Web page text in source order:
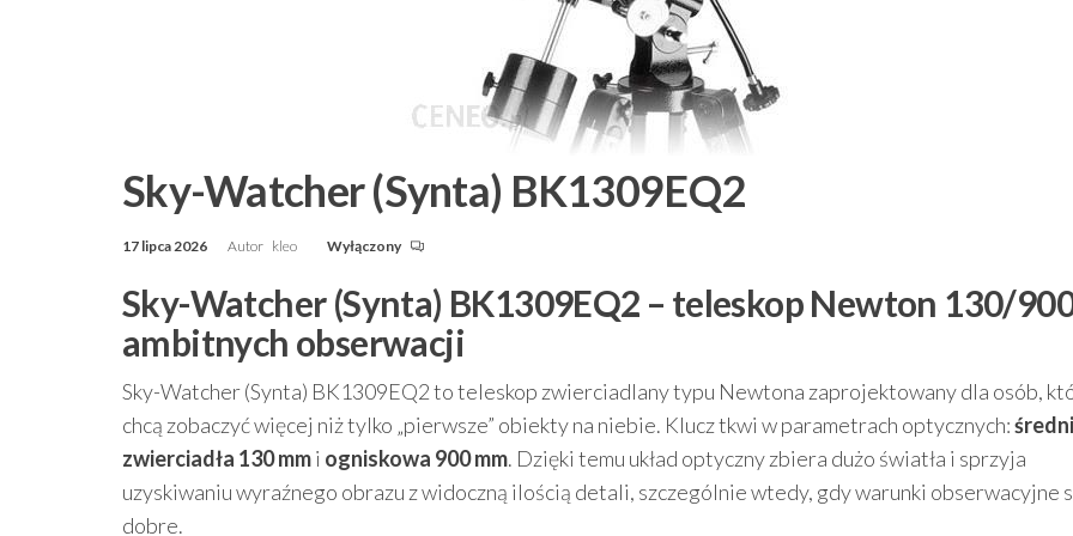
Sky-Watcher (Synta) BK1309EQ2
17 lipca 2026 Autor kleo Wyłączony
Sky-Watcher (Synta) BK1309EQ2 – teleskop Newton 130/
ambitnych obserwacji
Sky-Watcher (Synta) BK1309EQ2 to teleskop zwierciadlany typu Newtona zaprojektowany dla osób,
chcą zobaczyć więcej niż tylko „pierwsze” obiekty na niebie. Klucz tkwi w parametrach optycznych:
zwierciadła 130 mmi ogniskowa 900 mm. Dzięki temu układ optyczny zbiera dużo światła i sprzyja
uzyskiwaniu wyraźnego obrazu z widoczną ilością detali, szczególnie wtedy, gdy warunki obserwacyjne
dobre.